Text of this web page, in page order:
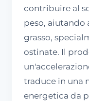
contribuire al
peso, aiutando
grasso,
ostinate. Il
traduce in una
energetica da